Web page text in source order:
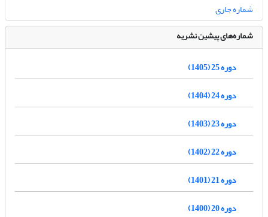
شماره جاری
شماره‌های پیشین نشریه
دوره 25 (1405)
دوره 24 (1404)
دوره 23 (1403)
دوره 22 (1402)
دوره 21 (1401)
دوره 20 (1400)